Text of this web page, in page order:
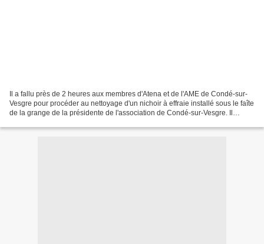
Il a fallu près de 2 heures aux membres d'Atena et de l'AME de Condé-sur-
Vesgre pour procéder au nettoyage d'un nichoir à effraie installé sous le faîte
de la grange de la présidente de l'association de Condé-sur-Vesgre. Il